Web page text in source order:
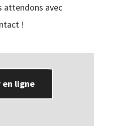
attendons avec
!
en ligne